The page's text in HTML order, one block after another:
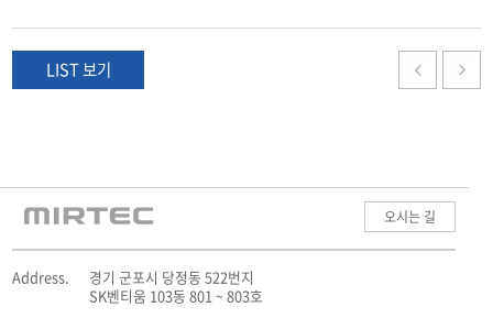
LIST 보기
오시는 길
Address.
경기 군포시 당정동 522번지
SK벤티움 103동 801 ~ 803호